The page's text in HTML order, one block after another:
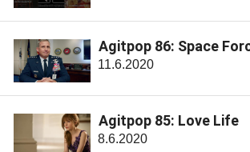
Agitpop 86: Space
11.6.2020
Agitpop 85: Love Life
8.6.2020